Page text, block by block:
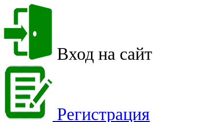
Вход на сайт
Регистрация